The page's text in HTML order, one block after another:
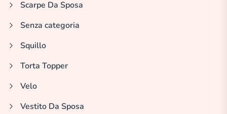
Scarpe Da Sposa
Senza categoria
Squillo
Torta Topper
Velo
Vestito Da Sposa